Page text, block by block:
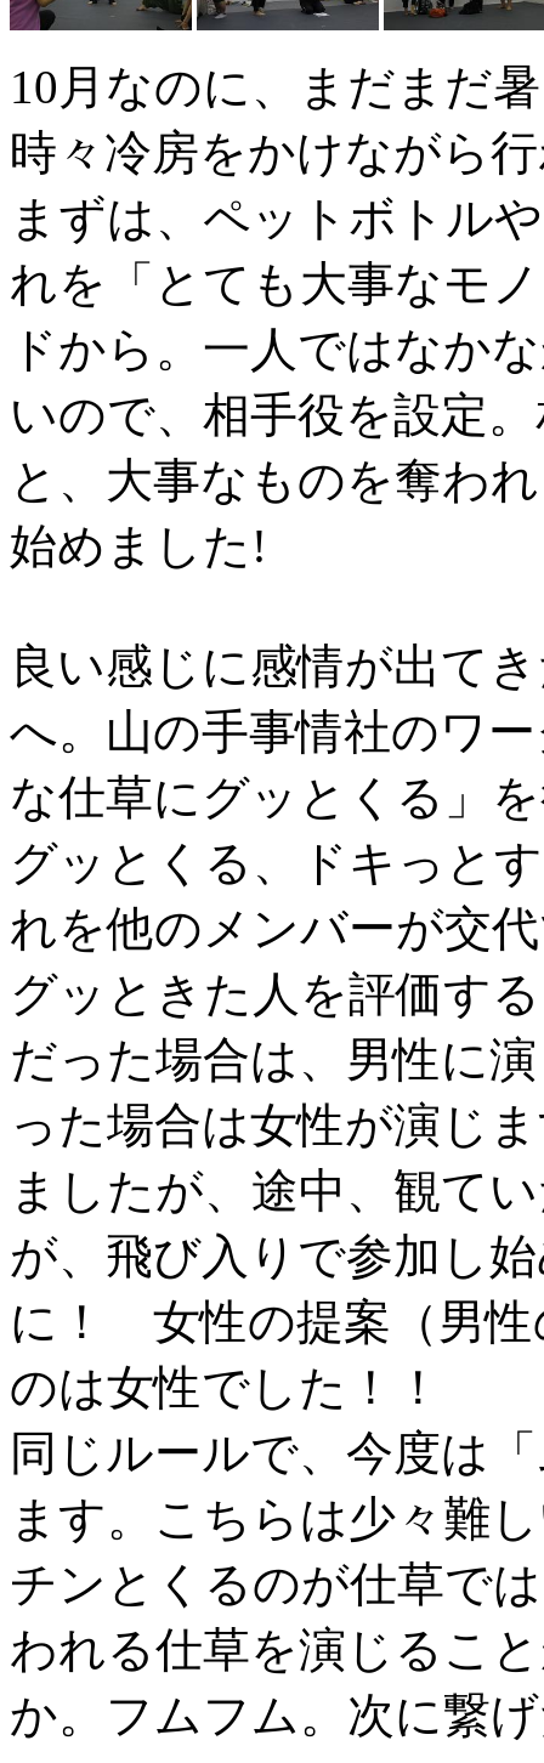
10月なのに、まだまだ
時々冷房をかけながら
まずは、ペットボトル
れを「とても大事なモ
ドから。一人ではなか
いので、相手役を設定
と、大事なものを奪わ
始めました!
良い感じに感情が出て
へ。山の手事情社のワ
な仕草にグッとくる」
グッとくる、ドキっと
れを他のメンバーが交
グッときた人を評価す
だった場合は、男性に
った場合は女性が演じ
ましたが、途中、観て
が、飛び入りで参加し
に！ 女性の提案（男性
のは女性でした！！
同じルールで、今度は
ます。こちらは少々難
チンとくるのが仕草で
われる仕草を演じるこ
か。フムフム。次に繋